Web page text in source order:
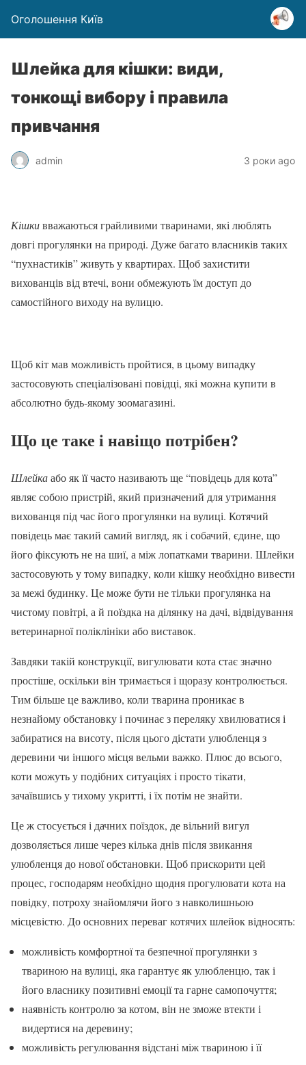
Оголошення Київ
Шлейка для кішки: види,
тонкощі вибору і правила
привчання
admin 3 роки ago
Кішкивважаються грайливими тваринами, які люблять
довгі прогулянки на природі. Дуже багато власників таких
“пухнастиків” живуть у квартирах. Щоб захистити
вихованців від втечі, вони обмежують їм доступ до
самостійного виходу на вулицю.
Щоб кіт мав можливість пройтися, в цьому випадку
застосовують спеціалізовані повідці, які можна купити в
абсолютно будь-якому зоомагазині.
Що це таке і навіщо потрібен?
Шлейкаабо як її часто називають ще “повідець для кота”
являє собою пристрій, який призначений для утримання
вихованця під час його прогулянки на вулиці. Котячий
повідець має такий самий вигляд, як і собачий, єдине, що
його фіксують не на шиї, а між лопатками тварини. Шлейки
застосовують у тому випадку, коли кішку необхідно вивести
за межі будинку. Це може бути не тільки прогулянка на
чистому повітрі, а й поїздка на ділянку на дачі, відвідування
ветеринарної поліклініки або виставок.
Завдяки такій конструкції, вигулювати кота стає значно
простіше, оскільки він тримається і щоразу контролюється.
Тим більше це важливо, коли тварина проникає в
незнайому обстановку і починає з переляку хвилюватися і
забиратися на висоту, після цього дістати улюбленця з
деревини чи іншого місця вельми важко. Плюс до всього,
коти можуть у подібних ситуаціях і просто тікати,
зачаївшись у тихому укритті, і їх потім не знайти.
Це ж стосується і дачних поїздок, де вільний вигул
дозволяється лише через кілька днів після звикання
улюбленця до нової обстановки. Щоб прискорити цей
процес, господарям необхідно щодня прогулювати кота на
повідку, потроху знайомлячи його з навколишньою
місцевістю. До основних переваг котячих шлейок відносять:
можливість комфортної та безпечної прогулянки з
твариною на вулиці, яка гарантує як улюбленцю, так і
його власнику позитивні емоції та гарне самопочуття;
наявність контролю за котом, він не зможе втекти і
видертися на деревину;
можливість регулювання відстані між твариною і її